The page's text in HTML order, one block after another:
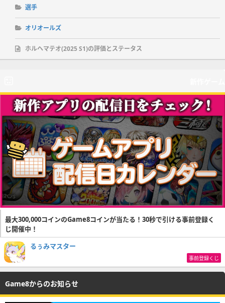
選手
オリオールズ
ホルヘマテオ(2025 S1)の評価とステータス
最大300,000コインのGame8コインが当たる！30秒で引ける事前登録く
じ開催中！
るぅみマスター
事前登録くじ
Game8からのお知らせ